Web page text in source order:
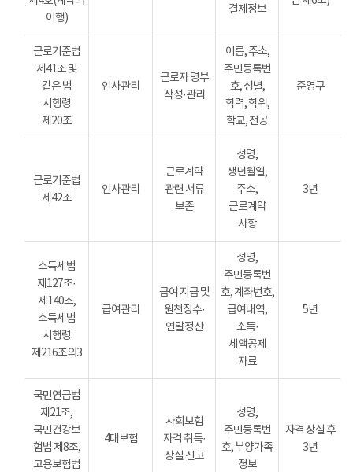
이행)
결제정보
근로기준법
제41조 및
같은 법
시행령
제20조
인사관리
근로자 명부
작성·관리
이름, 주소,
주민등록번
호, 성별,
학력, 학위,
학교, 전공
준영구
근로기준법
제42조
인사관리
근로계약
관련 서류
보존
성명,
생년월일,
주소,
근로계약
사항
3년
소득세법
제127조·
제140조,
소득세법
시행령
제216조의3
급여관리
급여 지급 및
원천징수·
연말정산
성명,
주민등록번
호, 계좌번호,
급여내역,
소득·
세액공제
자료
5년
국민연금법
제21조,
국민건강보
험법 제8조,
고용보험법
4대보험
사회보험
자격 취득·
상실 신고
성명,
주민등록번
호, 부양가족
정보
자격 상실 후
3년